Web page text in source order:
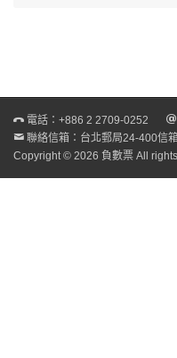
電話： +886 2 2709-0252
聯絡信箱：台北郵局24-400信箱
Copyright © 2026 負數票 All